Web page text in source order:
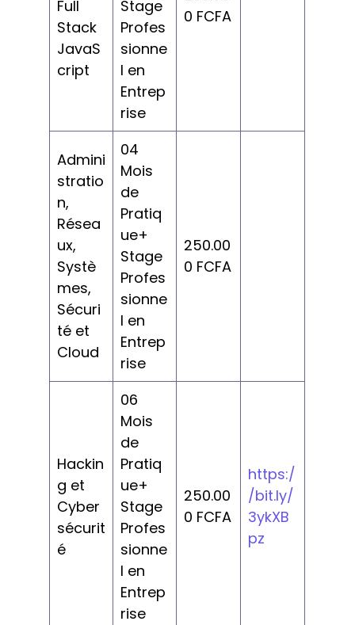
Full
Stack
JavaS
cript
Stage
Profes
sionne
l en
Entrep
rise
0 FCFA
Admini
stratio
n,
Résea
ux,
Systè
mes,
Sécuri
té et
Cloud
04
Mois
de
Pratiq
ue+
Stage
Profes
sionne
l en
Entrep
rise
250.00
0 FCFA
Hackin
g et
Cyber
sécurit
é
06
Mois
de
Pratiq
ue+
Stage
Profes
sionne
l en
Entrep
rise
250.00
0 FCFA
https:/
/bit.ly/
3ykXB
pz